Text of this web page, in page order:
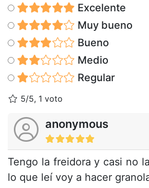
Excelente
Muy bueno
Bueno
Medio
Regular
5/5, 1 voto
anonymous
Tengo la freidora y casi no
lo que leí voy a hacer